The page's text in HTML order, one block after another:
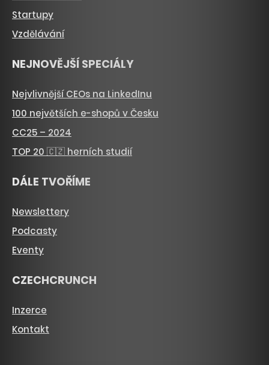
Startupy
Vzdělávání
NEJNOVĚJŠÍ SPECIÁLY
Nejvlivnější CEOs na LinkedInu
100 největších e-shopů v Česku
CC25 – 2024
TOP 20 🇨🇿 herních studií
DÁLE TVOŘÍME
Newslettery
Podcasty
Eventy
CZECHCRUNCH
Inzerce
Kontakt